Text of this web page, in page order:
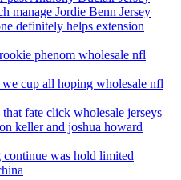
manage Jordie Benn Jersey
definitely helps extension
phenom wholesale nfl
cup all hoping wholesale nfl
fate click wholesale jerseys
keller and joshua howard
was hold limited